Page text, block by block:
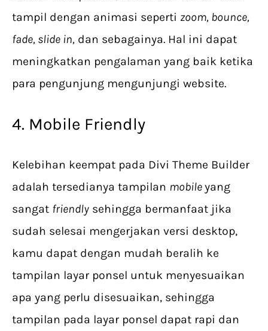
tampil dengan animasi seperti zoom, bounce,
fade, slide in, dan sebagainya. Hal ini dapat
meningkatkan pengalaman yang baik ketika
para pengunjung mengunjungi website.
4. Mobile Friendly
Kelebihan keempat pada Divi Theme Builder
adalah tersedianya tampilan mobileyang
sangat friendly sehingga bermanfaat jika
sudah selesai mengerjakan versi desktop,
kamu dapat dengan mudah beralih ke
tampilan layar ponsel untuk menyesuaikan
apa yang perlu disesuaikan, sehingga
tampilan pada layar ponsel dapat rapi dan